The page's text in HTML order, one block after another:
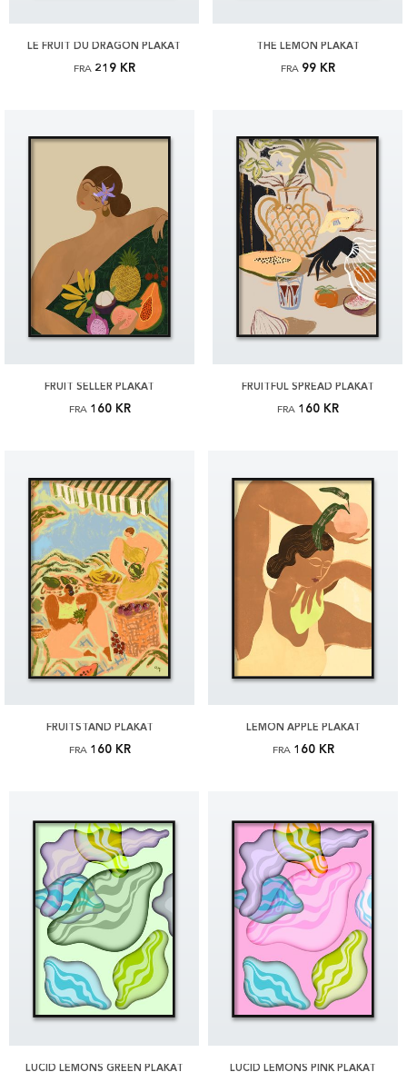
LE FRUIT DU DRAGON PLAKAT
FRA 219 KR
THE LEMON PLAKAT
FRA 99 KR
FRUIT SELLER PLAKAT
FRA 160 KR
FRUITFUL SPREAD PLAKAT
FRA 160 KR
FRUITSTAND PLAKAT
FRA 160 KR
LEMON APPLE PLAKAT
FRA 160 KR
LUCID LEMONS GREEN PLAKAT
LUCID LEMONS PINK PLAKAT